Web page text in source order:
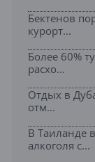
Бектенов
курорт...
Более 60%
расхо...
Отдых в
отм...
В Таиланде
алкоголя с...